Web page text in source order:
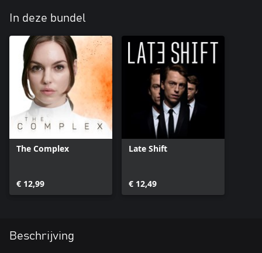
In deze bundel
The Complex
€ 12,99
Late Shift
€ 12,49
Beschrijving